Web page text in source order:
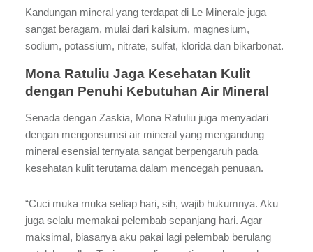
Kandungan mineral yang terdapat di Le Minerale juga
sangat beragam, mulai dari kalsium, magnesium,
sodium, potassium, nitrate, sulfat, klorida dan bikarbonat.
Mona Ratuliu Jaga Kesehatan Kulit
dengan Penuhi Kebutuhan Air Mineral
Senada dengan Zaskia, Mona Ratuliu juga menyadari
dengan mengonsumsi air mineral yang mengandung
mineral esensial ternyata sangat berpengaruh pada
kesehatan kulit terutama dalam mencegah penuaan.
“Cuci muka muka setiap hari, sih, wajib hukumnya. Aku
juga selalu memakai pelembab sepanjang hari. Agar
maksimal, biasanya aku pakai lagi pelembab berulang